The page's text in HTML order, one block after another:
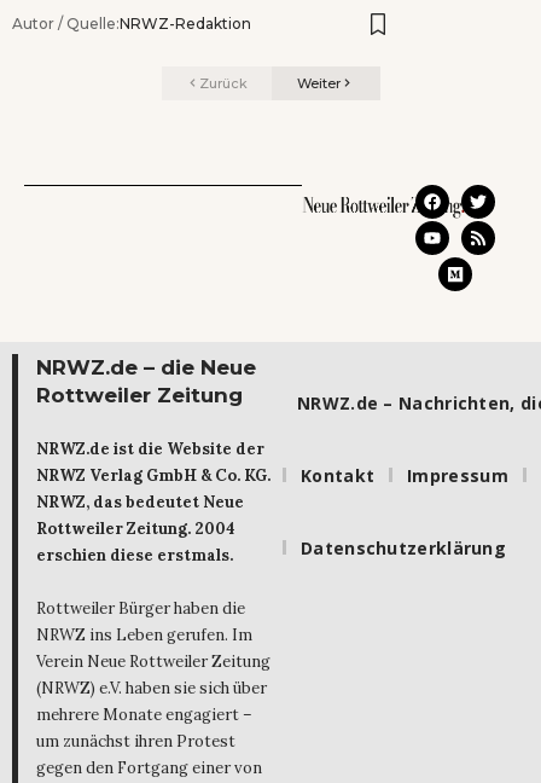
Autor / Quelle:NRWZ-Redaktion
Zurück Weiter
NRWZ.de – die Neue
Rottweiler Zeitung
NRWZ.de ist die Website der
NRWZ Verlag GmbH & Co. KG.
NRWZ, das bedeutet Neue
Rottweiler Zeitung. 2004
erschien diese erstmals.
Rottweiler Bürger haben die
NRWZ ins Leben gerufen. Im
Verein Neue Rottweiler Zeitung
(NRWZ) e.V. haben sie sich über
mehrere Monate engagiert –
um zunächst ihren Protest
gegen den Fortgang einer von
NRWZ.de – Nachrichten,
Kontakt Impressum
Datenschutzerklärung